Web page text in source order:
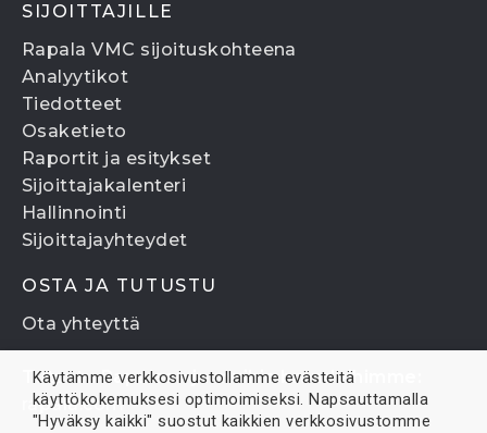
SIJOITTAJILLE
Rapala VMC sijoituskohteena
Analyytikot
Tiedotteet
Osaketieto
Raportit ja esitykset
Sijoittajakalenteri
Hallinnointi
Sijoittajayhteydet
OSTA JA TUTUSTU
Ota yhteyttä
Tutustu Rapalaan ja muihin brandeihimme:
rapala.com
Käytämme verkkosivustollamme evästeitä
käyttökokemuksesi optimoimiseksi. Napsauttamalla
"Hyväksy kaikki" suostut kaikkien verkkosivustomme